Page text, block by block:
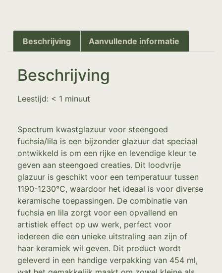
Beschrijving Aanvullende informatie
Beschrijving
Leestijd: < 1 minuut
Spectrum kwastglazuur voor steengoed
fuchsia/lila is een bijzonder glazuur dat speciaal
ontwikkeld is om een rijke en levendige kleur te
geven aan steengoed creaties. Dit loodvrije
glazuur is geschikt voor een temperatuur tussen
1190-1230°C, waardoor het ideaal is voor diverse
keramische toepassingen. De combinatie van
fuchsia en lila zorgt voor een opvallend en
artistiek effect op uw werk, perfect voor
iedereen die een unieke uitstraling aan zijn of
haar keramiek wil geven. Dit product wordt
geleverd in een handige verpakking van 454 ml,